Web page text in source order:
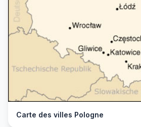
Carte des villes Pologne